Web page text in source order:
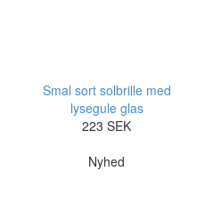
Smal sort solbrille med
lysegule glas
223 SEK
Nyhed